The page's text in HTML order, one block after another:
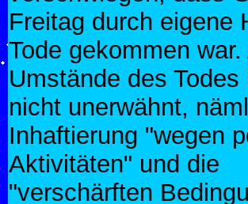
Freitag durch eigene
Tode gekommen
Umstände des Todes
nicht unerwähnt,
Inhaftierung "wegen
Aktivitäten" und die
"verschärften